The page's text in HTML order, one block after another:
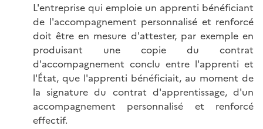
L'entreprise qui emploie un apprenti bénéficiant
de l'accompagnement personnalisé et renforcé
doit être en mesure d'attester, par exemple en
produisant une copie du contrat
d'accompagnement conclu entre l'apprenti et
l'État, que l'apprenti bénéficiait, au moment de
la signature du contrat d'apprentissage, d'un
accompagnement personnalisé et renforcé
effectif.